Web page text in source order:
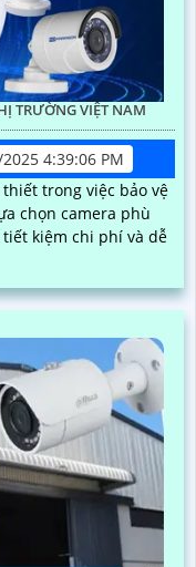
TRƯỜNG VIỆT NAM
4:39:06 PM
trong việc bảo vệ
kiệm chi phí và dễ